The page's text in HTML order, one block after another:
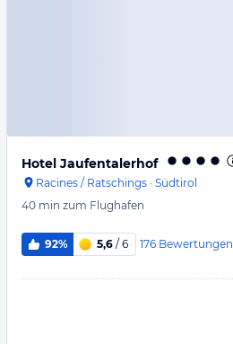
Hotel Jaufentalerhof
Racines / Ratschings · Südtirol
40 min zum Flughafen
92% 5,6 / 6 176 Bewertungen